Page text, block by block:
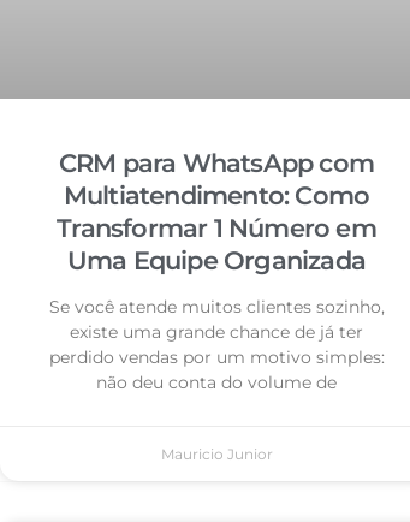
CRM para WhatsApp com
Multiatendimento: Como
Transformar 1 Número em
Uma Equipe Organizada
Se você atende muitos clientes sozinho,
existe uma grande chance de já ter
perdido vendas por um motivo simples:
não deu conta do volume de
Mauricio Junior